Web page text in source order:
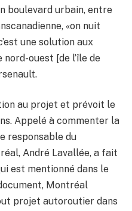
boulevard urbain, entre
«on nuit
une solution aux
ouest [de l’île de
au projet et prévoit le
Appelé à commenter la
responsable du
André Lavallée, a fait
est mentionné dans le
Montréal
projet autoroutier dans